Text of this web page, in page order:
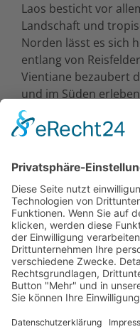
Laos besticht vor
Landschaft und
Norden lässt es sich
entlang von
Vientiane bezaubert
und im Süden
und ein fruchtbares
Luang Prabang ist für
hier einfach nur dem
Fluss zuschauen, um
untergehenden
Der Norden ist
Dschungeln.
und entdecken Sie
Privatreise zu den